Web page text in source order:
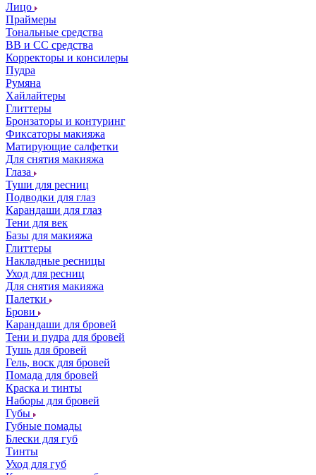
Лицо
Праймеры
Тональные средства
ВВ и СС средства
Корректоры и консилеры
Пудра
Румяна
Хайлайтеры
Глиттеры
Бронзаторы и контуринг
Фиксаторы макияжа
Матирующие салфетки
Для снятия макияжа
Глаза
Туши для ресниц
Подводки для глаз
Карандаши для глаз
Тени для век
Базы для макияжа
Глиттеры
Накладные ресницы
Уход для ресниц
Для снятия макияжа
Палетки
Брови
Карандаши для бровей
Тени и пудра для бровей
Тушь для бровей
Гель, воск для бровей
Помада для бровей
Краска и тинты
Наборы для бровей
Губы
Губные помады
Блески для губ
Тинты
Уход для губ